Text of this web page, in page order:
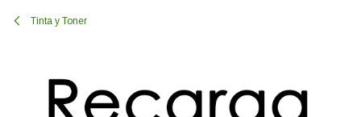
Tinta y Toner